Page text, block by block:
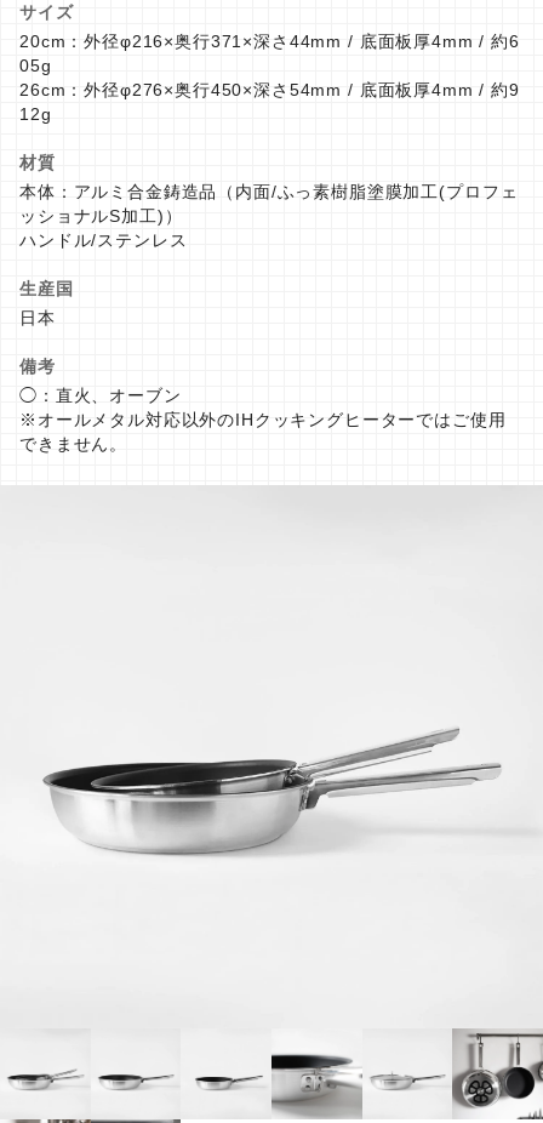
サイズ
20cm：外径φ216×奥行371×深さ44mm / 底面板厚4mm / 約6
05g
26cm：外径φ276×奥行450×深さ54mm / 底面板厚4mm / 約9
12g
材質
本体：アルミ合金鋳造品（内面/ふっ素樹脂塗膜加工(プロフェ
ッショナルS加工)）
ハンドル/ステンレス
生産国
日本
備考
◯：直火、オーブン
※オールメタル対応以外のIHクッキングヒーターではご使用
できません。